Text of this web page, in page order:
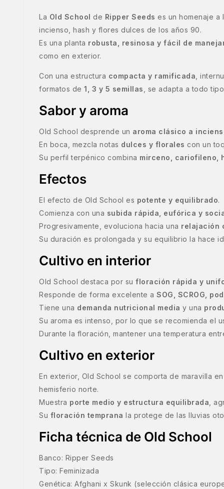
La Old School de Ripper Seeds es un homenaje a
incienso, hash y flores dulces de los años 90.
Es una planta robusta, resinosa y fácil de
como en exterior.
Con una estructura compacta y ramificada ,
formatos de 1, 3 y 5 semillas , se adapta a todo
Sabor y aroma
Old School desprende un aroma clásico a
En boca, mezcla notas dulces y florales con un
Su perfil terpénico combina mirceno, cariofileno,
Efectos
El efecto de Old School es potente y equilibrado.
Comienza con una subida rápida, eufórica y
Progresivamente, evoluciona hacia una relajación
Su duración es prolongada y su equilibrio la hace
Cultivo en interior
Old School destaca por su floración rápida y
Responde de forma excelente a SOG, SCROG,
Tiene una demanda nutricional media y una
Su aroma es intenso, por lo que se recomienda el
Durante la floración, mantener una temperatura
Cultivo en exterior
En exterior, Old School se comporta de maravilla
hemisferio norte.
Muestra porte medio y estructura equilibrada ,
Su floración temprana la protege de las lluvias
Ficha técnica de Old School
Banco: Ripper Seeds
Tipo: Feminizada
Genética: Afghani x Skunk (selección clásica